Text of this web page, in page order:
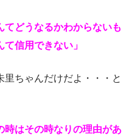
どうなるかわからないも
信用できない」
ちゃんだけだよ・・・と
時はその時なりの理由があ